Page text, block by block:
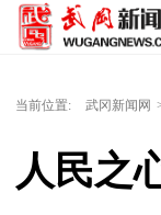
当前位置: 武冈新闻网
人民之